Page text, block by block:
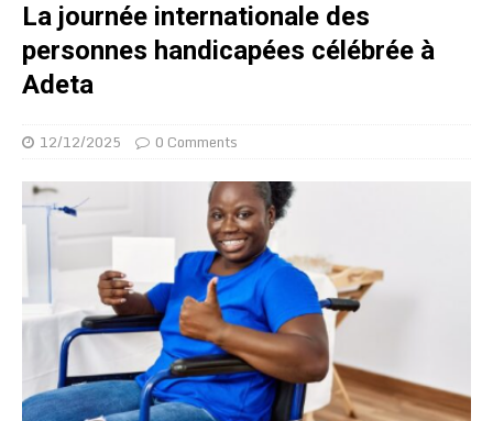
La journée internationale des
personnes handicapées célébrée à
Adeta
12/12/2025 0 Comments